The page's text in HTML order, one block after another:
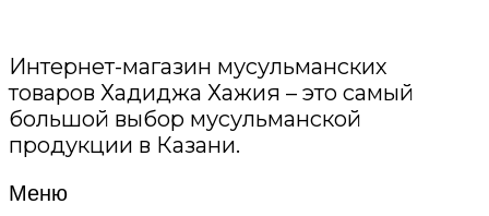
оптом,
хвост
шапки
для
волос
татарская-
национальная
Интернет-магазин мусульманских
товаров Хадиджа Хажия – это самый
большой выбор мусульманской
продукции в Казани.
Меню